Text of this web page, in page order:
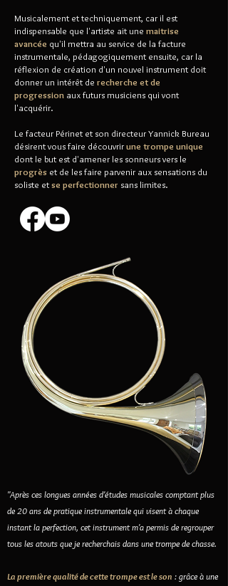
Musicalement et techniquement, car il est
indispensable que l'artiste ait une maitrise
avancée qu'il mettra au service de la facture
instrumentale, pédagogiquement ensuite, car la
réflexion de création d'un nouvel instrument doit
donner un intérêt de recherche et de
progression aux futurs musiciens qui vont
l'acquérir.
Le facteur Périnet et son directeur Yannick Bureau
désirent vous faire découvrirune trompe unique
dont le but est d'amener les sonneurs vers le
progrès et de les faire parvenir aux sensations du
soliste etse perfectionner sans limites.
​"Après ces longues années d'études musicales comptant plus
de 20 ans de pratique instrumentale qui visent à chaque
instant la perfection, cet instrument m'a permis de regrouper
tous les atouts que je recherchais dans une trompe de chasse.
La première qualité de cette trompe est le son : grâce à une